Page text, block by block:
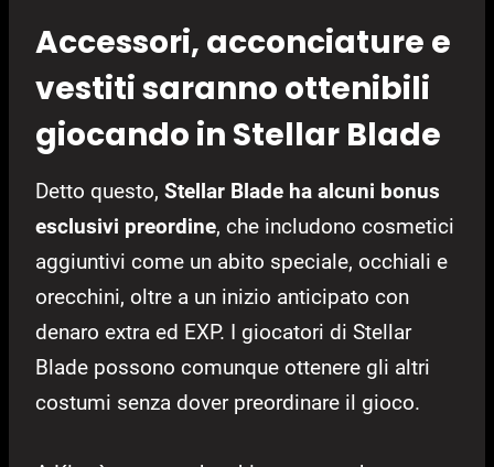
Accessori, acconciature e
vestiti saranno ottenibili
giocando in Stellar Blade
Detto questo, Stellar Blade ha alcuni bonus
esclusivi preordine, che includono cosmetici
aggiuntivi come un abito speciale, occhiali e
orecchini, oltre a un inizio anticipato con
denaro extra ed EXP. I giocatori di Stellar
Blade possono comunque ottenere gli altri
costumi senza dover preordinare il gioco.